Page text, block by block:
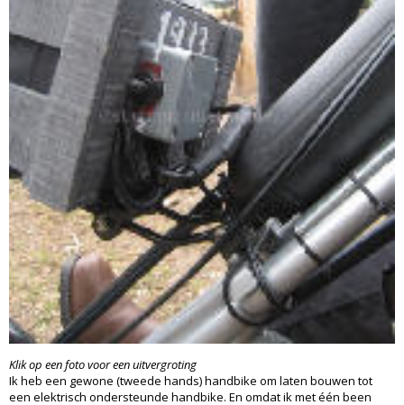
Klik op een foto voor een uitvergroting
Ik heb een gewone (tweede hands) handbike om laten bouwen tot
een elektrisch ondersteunde handbike. En omdat ik met één been